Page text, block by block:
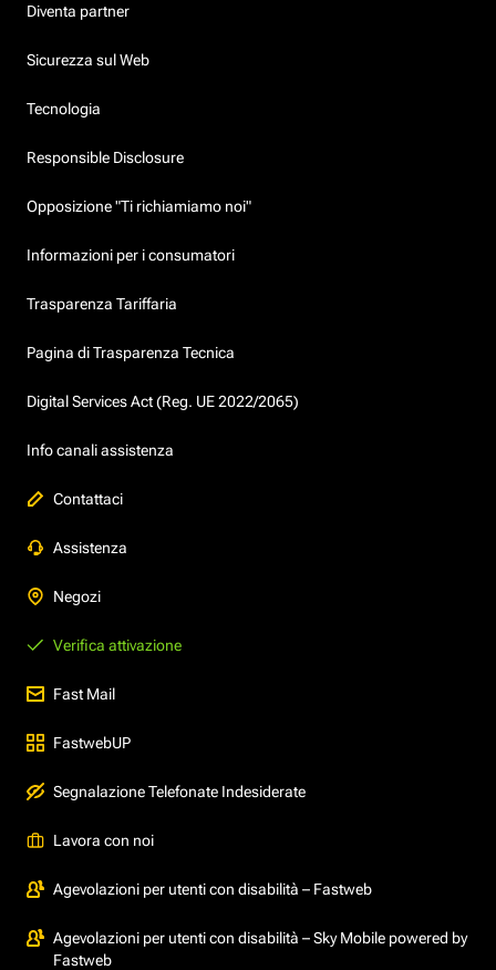
Diventa partner
Sicurezza sul Web
Tecnologia
Responsible Disclosure
Opposizione "Ti richiamiamo noi"
Informazioni per i consumatori
Trasparenza Tariffaria
Pagina di Trasparenza Tecnica
Digital Services Act (Reg. UE 2022/2065)
Info canali assistenza
Contattaci
Assistenza
Negozi
Verifica attivazione
Fast Mail
FastwebUP
Segnalazione Telefonate Indesiderate
Lavora con noi
Agevolazioni per utenti con disabilità – Fastweb
Agevolazioni per utenti con disabilità – Sky Mobile powered by
Fastweb